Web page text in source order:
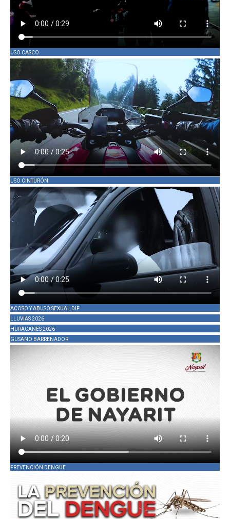
USO CASCO
USO CINTURÓN
ACOSO Y ABUSO SEXUAL DIF
LLUVIAS 2026
HURACANES 2026
GUSANO BARRENADOR
PREVENCIÓN DENGUE